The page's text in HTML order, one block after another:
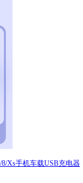
8/Xs手机车载USB充电器